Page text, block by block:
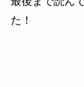
た！